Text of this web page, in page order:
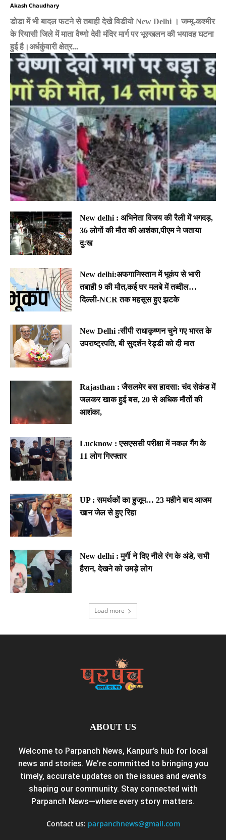
Akash Chaudhary
डोडा में भी बादल फटने से तबाही देखे विडीयो New Delhi । जम्मू-कश्मीर
के रियासी जिले में माता वैष्णो देवी मंदिर मार्ग पर भूस्खलन की भयावह घटना
हुई है।अर्धकुंवारी क्षेत्र...
New delhi : अभिनेता विजय की रैली में भगदड़,
36 लोगों की मौत की आशंका,पीएम ने जताया
दुःख
New delhi:अफगानिस्तान में भूकंप से भारी
तबाही 9 की मौत,कई घर मलबे में तब्दील…
दिल्ली-NCR तक महसूस हुए झटके
New Delhi :सीपी राधाकृष्णन चुने गए भारत के
उपराष्ट्रपति, बी सुदर्शन रेड्डी को दी मात
Rajasthan : जैसलमेर बस हादसा: चंद सेकंड में
जलकर खाक हुई बस, 20 से अधिक मौतों की
आशंका,
Lucknow : एसएससी परीक्षा में नकल गैंग के
11 लोग गिरफ्तार
UP : समर्थकों का हुजूम… 23 महीने बाद आजम
खान जेल से हुए रिहा
New delhi : मुर्गी ने दिए नीले रंग के अंडे, सभी
हैरान, देखने को उमड़े लोग
Load more
ABOUT US
Welcome to Parpanch News, Kanpur’s hub for local
news and stories. We’re committed to bringing you
timely, accurate updates on the issues and events
shaping our community. Stay connected with
Parpanch News—where every story matters.
Contact us: parpanchnews@gmail.com